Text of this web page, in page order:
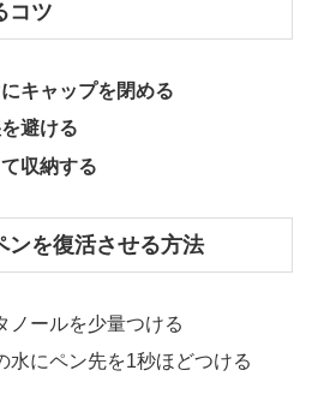
コツ
キャップを閉める
避ける
収納する
ンを復活させる方法
ールを少量つける
にペン先を1秒ほどつける